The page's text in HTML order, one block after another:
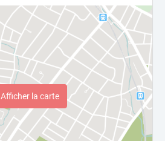
Afficher la carte